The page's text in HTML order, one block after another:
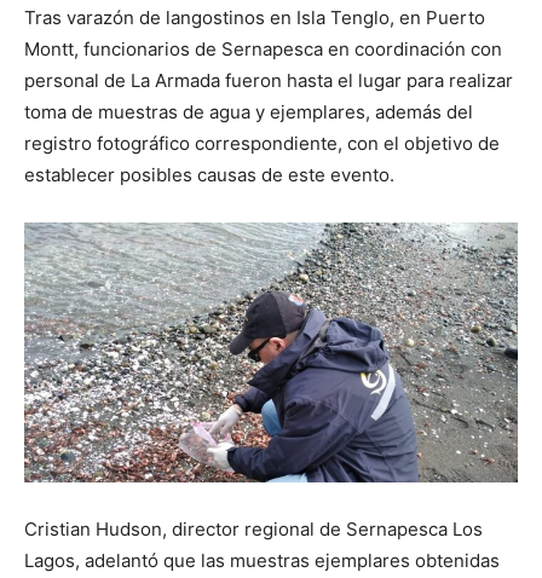
Tras varazón de langostinos en Isla Tenglo, en Puerto
Montt, funcionarios de Sernapesca en coordinación con
personal de La Armada fueron hasta el lugar para realizar
toma de muestras de agua y ejemplares, además del
registro fotográfico correspondiente, con el objetivo de
establecer posibles causas de este evento.
Cristian Hudson, director regional de Sernapesca Los
Lagos, adelantó que las muestras ejemplares obtenidas